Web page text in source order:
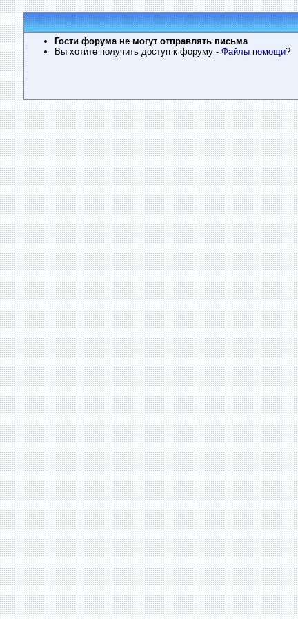
Гости форума не могут отправлять письма
Вы хотите получить доступ к форуму - Файлы помощи?